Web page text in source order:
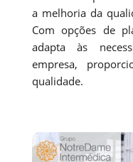
a melhoria da
Com opções de
adapta às
empresa,
qualidade.